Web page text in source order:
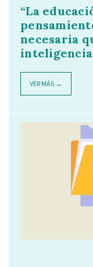
“La
necesaria
VER MÁS →